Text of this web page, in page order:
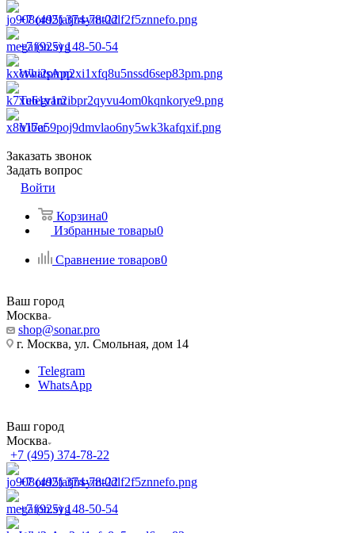
+7 (495) 374-78-22
+7 (925) 148-50-54
WhatsApp
Telegram
Viber
Заказать звонок
Задать вопрос
Войти
Корзина0
Избранные товары0
Сравнение товаров0
Ваш город
Москва
shop@sonar.pro
г. Москва, ул. Смольная, дом 14
Telegram
WhatsApp
Ваш город
Москва
+7 (495) 374-78-22
+7 (495) 374-78-22
+7 (925) 148-50-54